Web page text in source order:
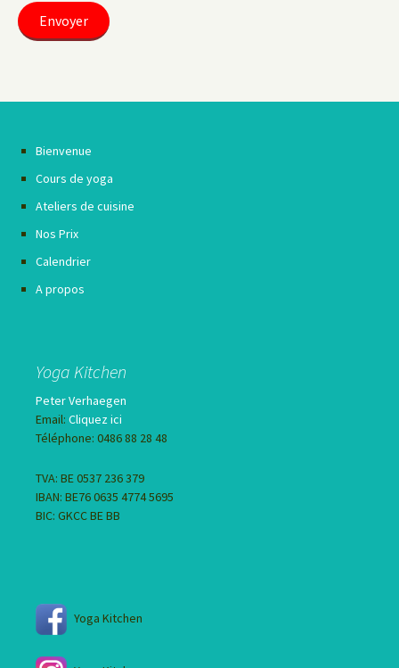
Bienvenue
Cours de yoga
Ateliers de cuisine
Nos Prix
Calendrier
A propos
Yoga Kitchen
Peter Verhaegen
Email: Cliquez ici
Téléphone: 0486 88 28 48
TVA: BE 0537 236 379
IBAN: BE76 0635 4774 5695
BIC: GKCC BE BB
Yoga Kitchen